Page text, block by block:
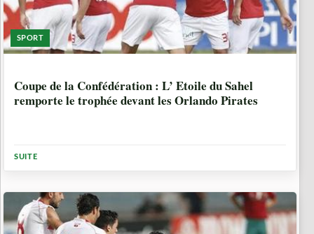
SPORT
Coupe de la Confédération : L’ Etoile du Sahel
remporte le trophée devant les Orlando Pirates
SUITE